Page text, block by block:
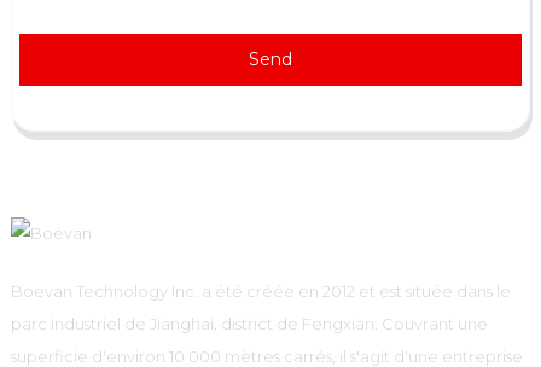
Send
Boevan Technology Inc. a été créée en 2012 et est située dans le
parc industriel de Jianghai, district de Fengxian. Couvrant une
superficie d'environ 10 000 mètres carrés, il s'agit d'une entreprise